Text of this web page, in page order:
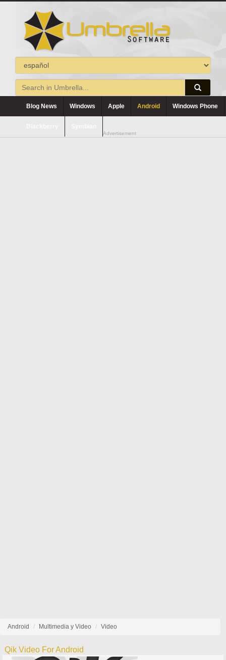
Blog News Windows Apple Android Windows Phone
Advertisement
Android Multimedia y Video Video
Qik Video For Android